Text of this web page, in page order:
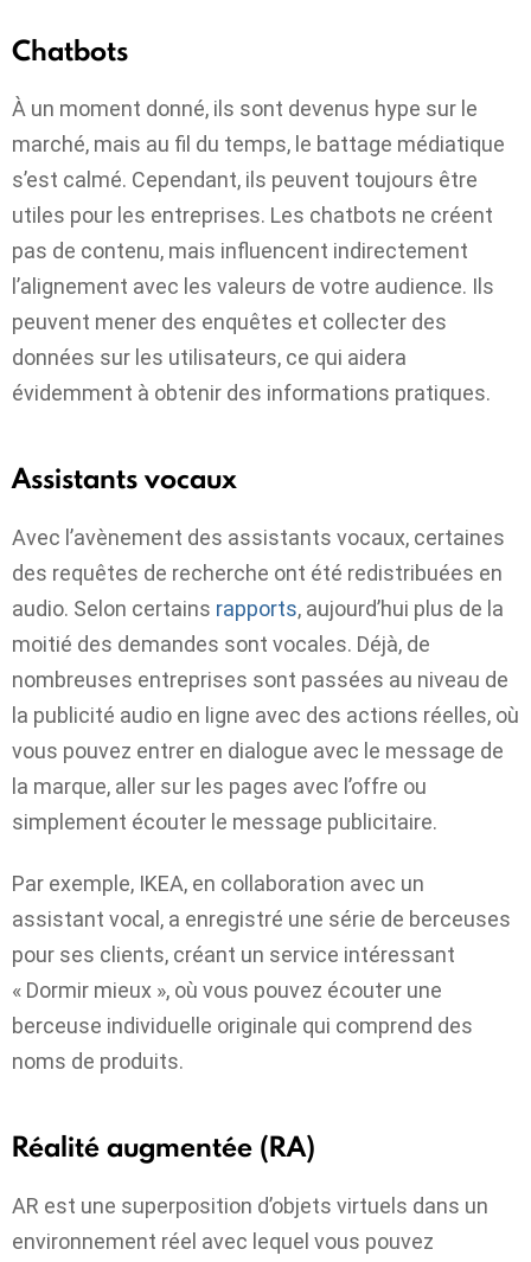
Chatbots
À un moment donné, ils sont devenus hype sur le
marché, mais au fil du temps, le battage médiatique
s’est calmé. Cependant, ils peuvent toujours être
utiles pour les entreprises. Les chatbots ne créent
pas de contenu, mais influencent indirectement
l’alignement avec les valeurs de votre audience. Ils
peuvent mener des enquêtes et collecter des
données sur les utilisateurs, ce qui aidera
évidemment à obtenir des informations pratiques.
Assistants vocaux
Avec l’avènement des assistants vocaux, certaines
des requêtes de recherche ont été redistribuées en
audio. Selon certains rapports, aujourd’hui plus de la
moitié des demandes sont vocales. Déjà, de
nombreuses entreprises sont passées au niveau de
la publicité audio en ligne avec des actions réelles, où
vous pouvez entrer en dialogue avec le message de
la marque, aller sur les pages avec l’offre ou
simplement écouter le message publicitaire.
Par exemple, IKEA, en collaboration avec un
assistant vocal, a enregistré une série de berceuses
pour ses clients, créant un service intéressant
« Dormir mieux », où vous pouvez écouter une
berceuse individuelle originale qui comprend des
noms de produits.
Réalité augmentée (RA)
AR est une superposition d’objets virtuels dans un
environnement réel avec lequel vous pouvez